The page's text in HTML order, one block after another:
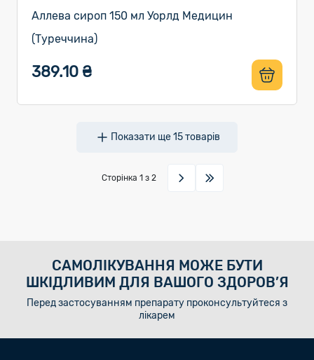
Аллева сироп 150 мл Уорлд Медицин
(Туреччина)
389.10 ₴
Показати ще15товарів
Сторінка 1 з 2
САМОЛІКУВАННЯ МОЖЕ БУТИ
ШКІДЛИВИМ ДЛЯ ВАШОГО ЗДОРОВ’Я
Перед застосуванням препарату проконсультуйтеся з
лікарем